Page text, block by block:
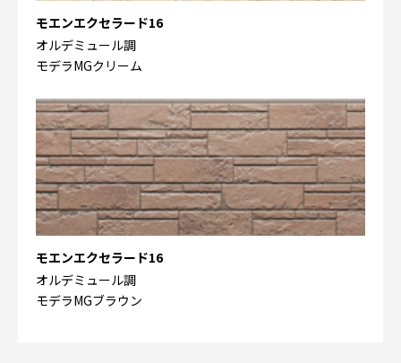
モエンエクセラード16
オルデミュール調
モデラMGクリーム
モエンエクセラード16
オルデミュール調
モデラMGブラウン